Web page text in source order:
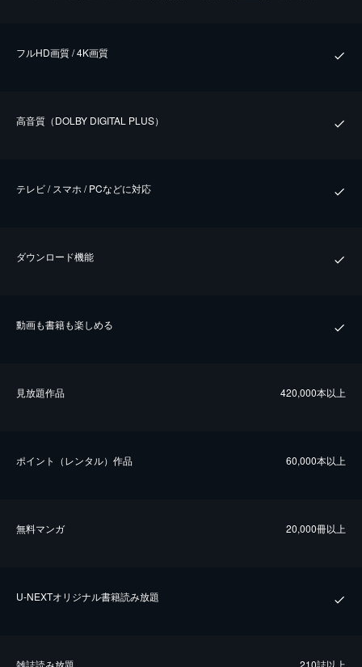
フルHD画質 / 4K画質
⾼⾳質（DOLBY DIGITAL PLUS）
テレビ / スマホ / PCなどに対応
ダウンロード機能
動画も書籍も楽しめる
⾒放題作品 420,000本以上
ポイント（レンタル）作品 60,000本以上
無料マンガ 20,000冊以上
U-NEXTオリジナル書籍読み放題
雑誌読み放題 210誌以上